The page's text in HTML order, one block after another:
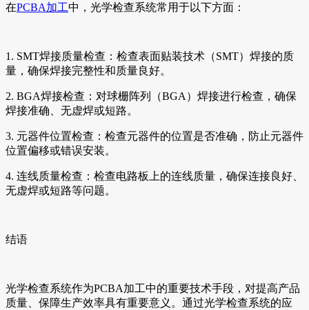
在PCBA加工中，光学检查系统常用于以下方面：
1. SMT焊接质量检查：检查表面贴装技术（SMT）焊接的质
量，确保焊接完整性和质量良好。
2. BGA焊接检查：对球栅阵列（BGA）焊接进行检查，确保
焊接准确、无虚焊或短路。
3. 元器件位置检查：检查元器件的位置是否准确，防止元器件
位置偏移或错误安装。
4. 连线质量检查：检查电路板上的连线质量，确保连接良好、
无虚焊或短路等问题。
结语
光学检查系统作为PCBA加工中的重要技术手段，对提高产品
质量、保障生产效率具有重要意义。通过光学检查系统的应